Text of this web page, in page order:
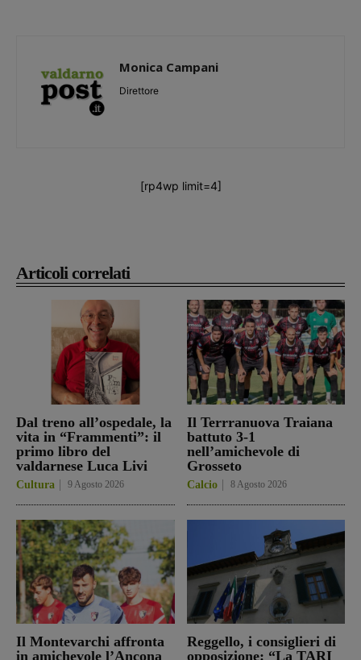
Articoli correlati
Dal treno all’ospedale, la
vita in “Frammenti”: il
primo libro del
valdarnese Luca Livi
Cultura 9 Agosto 2026
Il Terrranuova Traiana
battuto 3-1
nell’amichevole di
Grosseto
Calcio 8 Agosto 2026
Il Montevarchi affronta
in amichevole l’Ancona
Reggello, i consiglieri di
opposizione: “La TARI
Monica Campani
Direttore
[rp4wp limit=4]